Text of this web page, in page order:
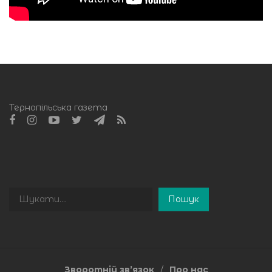
Тернопільська газета
Пошук
Пошук
Зворотній зв’язок Про нас